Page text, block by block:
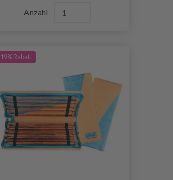
Anzahl
19% Rabatt